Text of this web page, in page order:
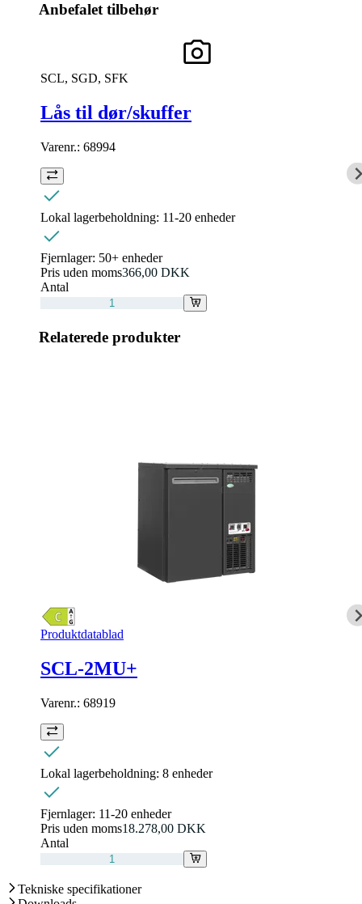
Anbefalet tilbehør
SCL, SGD, SFK
Lås til dør/skuffer
Varenr.: 68994
Lokal lagerbeholdning: 11-20 enheder
Fjernlager: 50+ enheder
Pris uden moms366,00 DKK
Antal
Relaterede produkter
Produktdatablad
SCL-2MU+
Varenr.: 68919
Lokal lagerbeholdning: 8 enheder
Fjernlager: 11-20 enheder
Pris uden moms18.278,00 DKK
Antal
Tekniske specifikationer